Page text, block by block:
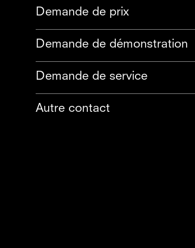
Demande de prix
Demande de démonstration
Demande de service
Autre contact